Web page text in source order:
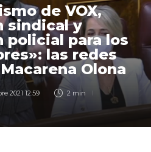
de VOX,
sindical y
policial para los
las redes
Olona
2021 12:59
2 min